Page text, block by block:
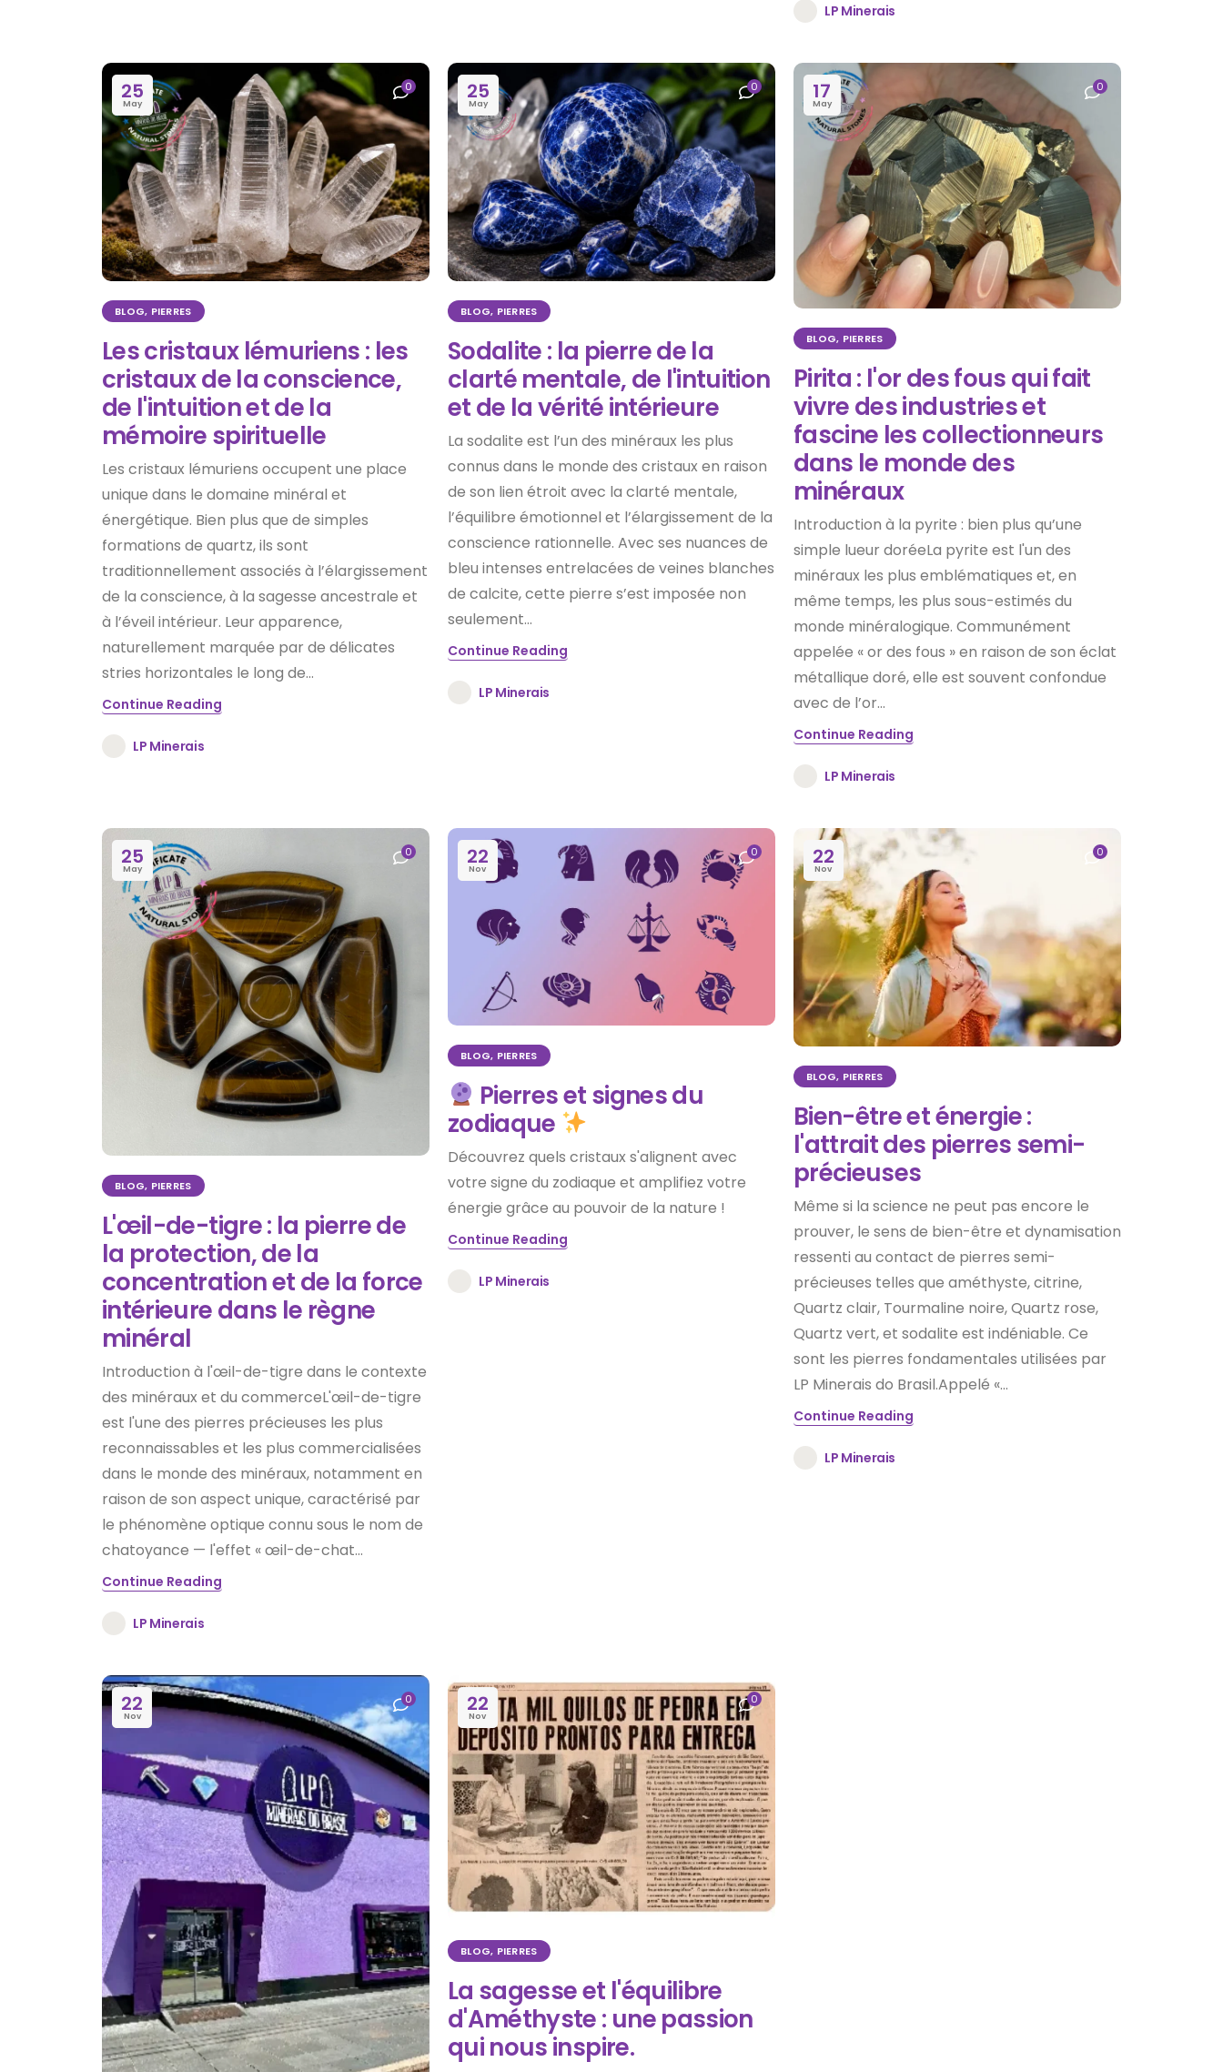
LP Minerais
25
May
0
BLOG, PIERRES
Les cristaux lémuriens : les
cristaux de la conscience,
de l'intuition et de la
mémoire spirituelle
Les cristaux lémuriens occupent une place
unique dans le domaine minéral et
énergétique. Bien plus que de simples
formations de quartz, ils sont
traditionnellement associés à l’élargissement
de la conscience, à la sagesse ancestrale et
à l’éveil intérieur. Leur apparence,
naturellement marquée par de délicates
stries horizontales le long de...
Continue Reading
LP Minerais
25
May
0
BLOG, PIERRES
Sodalite : la pierre de la
clarté mentale, de l'intuition
et de la vérité intérieure
La sodalite est l’un des minéraux les plus
connus dans le monde des cristaux en raison
de son lien étroit avec la clarté mentale,
l’équilibre émotionnel et l’élargissement de la
conscience rationnelle. Avec ses nuances de
bleu intenses entrelacées de veines blanches
de calcite, cette pierre s’est imposée non
seulement...
Continue Reading
LP Minerais
17
May
0
BLOG, PIERRES
Pirita : l'or des fous qui fait
vivre des industries et
fascine les collectionneurs
dans le monde des
minéraux
Introduction à la pyrite : bien plus qu’une
simple lueur doréeLa pyrite est l'un des
minéraux les plus emblématiques et, en
même temps, les plus sous-estimés du
monde minéralogique. Communément
appelée « or des fous » en raison de son éclat
métallique doré, elle est souvent confondue
avec de l’or...
Continue Reading
LP Minerais
25
May
0
BLOG, PIERRES
L'œil-de-tigre : la pierre de
la protection, de la
concentration et de la force
intérieure dans le règne
minéral
Introduction à l'œil-de-tigre dans le contexte
des minéraux et du commerceL'œil-de-tigre
est l'une des pierres précieuses les plus
reconnaissables et les plus commercialisées
dans le monde des minéraux, notamment en
raison de son aspect unique, caractérisé par
le phénomène optique connu sous le nom de
chatoyance — l'effet « œil-de-chat...
Continue Reading
LP Minerais
22
Nov
0
BLOG, PIERRES
Pierres et signes du
zodiaque
Découvrez quels cristaux s'alignent avec
votre signe du zodiaque et amplifiez votre
énergie grâce au pouvoir de la nature !
Continue Reading
LP Minerais
22
Nov
0
BLOG, PIERRES
Bien-être et énergie :
l'attrait des pierres semi-
précieuses
Même si la science ne peut pas encore le
prouver, le sens de bien-être et dynamisation
ressenti au contact de pierres semi-
précieuses telles que améthyste, citrine,
Quartz clair, Tourmaline noire, Quartz rose,
Quartz vert, et sodalite est indéniable. Ce
sont les pierres fondamentales utilisées par
LP Minerais do Brasil.Appelé «...
Continue Reading
LP Minerais
22
Nov
0 22
Nov
0
BLOG, PIERRES
La sagesse et l'équilibre
d'Améthyste : une passion
qui nous inspire.